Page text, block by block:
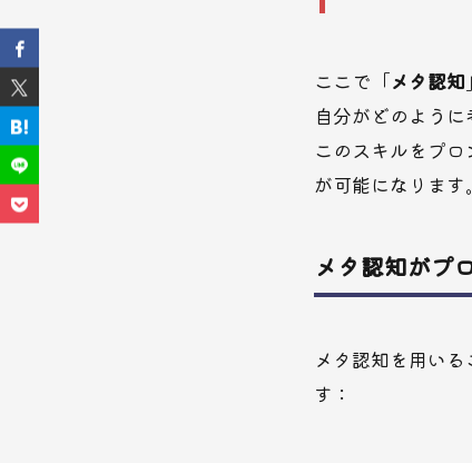
ここで「メタ認知
自分がどのよう
このスキルをプ
が可能になります。
メタ認知がプ
メタ認知を用い
す：